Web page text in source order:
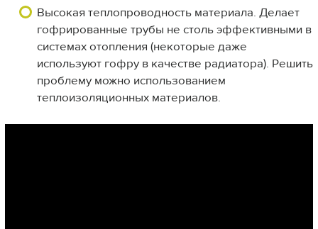
Высокая теплопроводность материала. Делает
гофрированные трубы не столь эффективными в
системах отопления (некоторые даже
используют гофру в качестве радиатора). Решить
проблему можно использованием
теплоизоляционных материалов.